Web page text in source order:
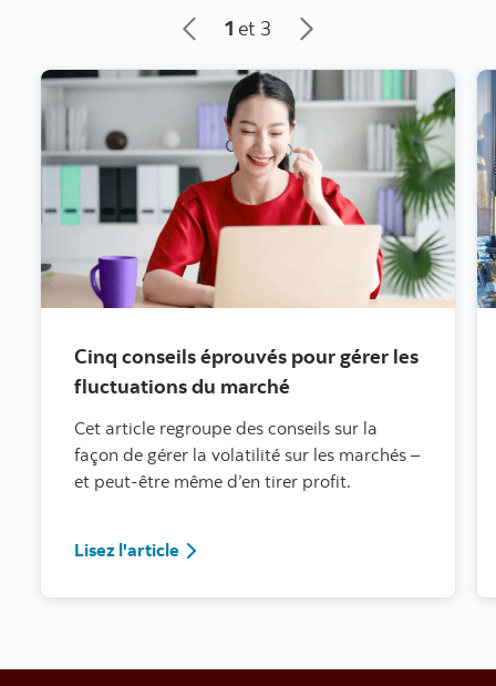
1 et 3
Cinq conseils éprouvés pour gérer les
fluctuations du marché
Cet article regroupe des conseils sur la
façon de gérer la volatilité sur les marchés –
et peut-être même d’en tirer profit.
Lisez l'article Cinq conseils éprouvés pour gérer